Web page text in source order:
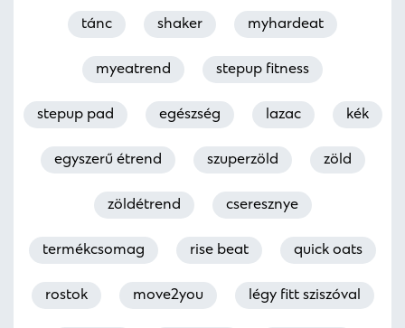
tánc shaker myhardeat
myeatrend stepup fitness
stepup pad egészség lazac kék
egyszerű étrend szuperzöld zöld
zöldétrend cseresznye
termékcsomag rise beat quick oats
rostok move2you légy fitt sziszóval